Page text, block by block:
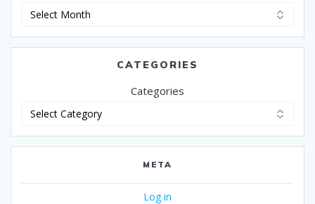
Archives
CATEGORIES
Categories
META
Log in